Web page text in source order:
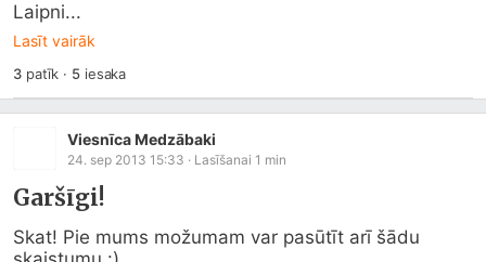
Laipni...
Lasīt vairāk
3patīk · 5iesaka
Viesnīca Medzābaki
24. sep 2013 15:33 · Lasīšanai 1 min
Garšīgi!
Skat! Pie mums možumam var pasūtīt arī šādu